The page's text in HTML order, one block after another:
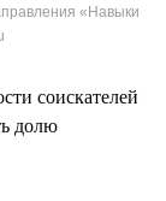
«Навыки
соискателей
долю